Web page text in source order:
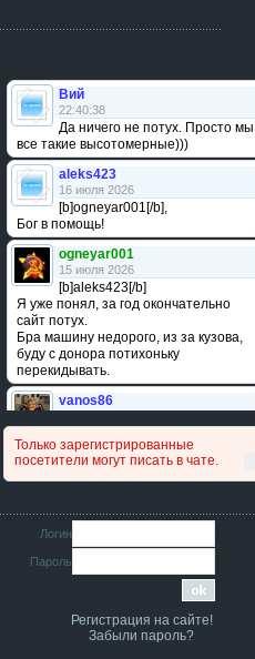
Вий
22:40:38
Да ничего не потух. Просто мы
все такие высотомерные)))
aleks423
16 июля 2026
[b]ogneyar001[/b],
Бог в помощь!
ogneyar001
15 июля 2026
[b]aleks423[/b]
Я уже понял, за год окончательно
сайт потух.
Бра машину недорого, из за кузова,
буду с донора потихоньку
перекидывать.
vanos86
сравнивал подушку акпп бензиновой и
дизельной машины намера
4578063AG и 4578061AG? По фото
iMrCoffeeBLR4
11 июля 2026
[b]era124[/b],
Ага понял буду знать спасибо
era124
7 июля 2026
Только зарегистрированные
посетители могут писать в чате.
Логин
Пароль
Регистрация на сайте!
Забыли пароль?